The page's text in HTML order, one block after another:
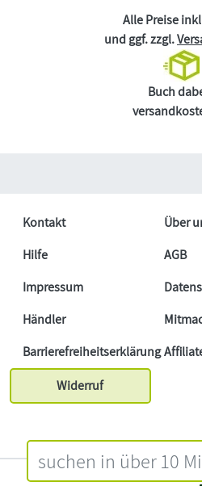
Alle Preise
und ggf. zzgl.
Buch
Kontakt
Über
Hilfe
AGB
Impressum
Händler
Barrierefreiheitserklärung
Widerruf